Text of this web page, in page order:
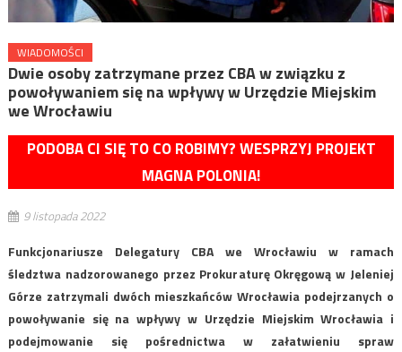
WIADOMOŚCI
Dwie osoby zatrzymane przez CBA w związku z
powoływaniem się na wpływy w Urzędzie Miejskim
we Wrocławiu
PODOBA CI SIĘ TO CO ROBIMY? WESPRZYJ PROJEKT
MAGNA POLONIA!
9 listopada 2022
Funkcjonariusze Delegatury CBA we Wrocławiu w ramach
śledztwa nadzorowanego przez Prokuraturę Okręgową w Jeleniej
Górze zatrzymali dwóch mieszkańców Wrocławia podejrzanych o
powoływanie się na wpływy w Urzędzie Miejskim Wrocławia i
podejmowanie się pośrednictwa w załatwieniu spraw